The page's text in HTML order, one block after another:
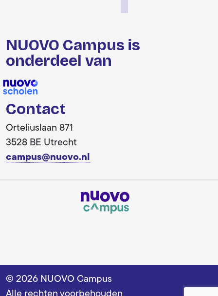
NUOVO Campus is
onderdeel van
Contact
Orteliuslaan 871
3528 BE Utrecht
campus@nuovo.nl
© 2026 NUOVO Campus
Alle rechten voorbehouden